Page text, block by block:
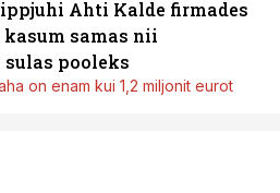
Ahti Kalde firmades
samas nii
pooleks
on enam kui 1,2 miljonit eurot